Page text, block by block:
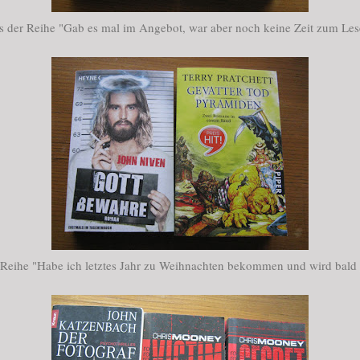
der Reihe "Gab es mal im Angebot, war aber noch keine Zeit zum
"Habe ich letztes Jahr zu Weihnachten bekommen und wird bald